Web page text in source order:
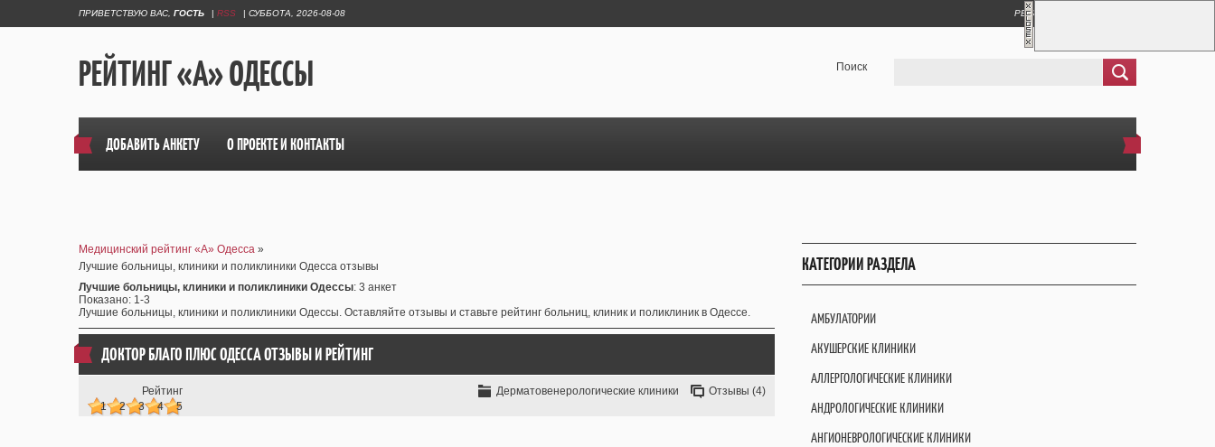
ПРИВЕТСТВУЮ ВАС ГОСТЬ | RSS | СУББОТА, 2026-08-08 РЕГИСТРАЦИЯ
РЕЙТИНГ «А» ОДЕССЫ Поиск
ДОБАВИТЬ АНКЕТУ О ПРОЕКТЕ И КОНТАКТЫ
Медицинский рейтинг «А» Одесса »
Лучшие больницы, клиники и поликлиники Одесса отзывы
Лучшие больницы, клиники и поликлиники Одессы: 3 анкет
Показано: 1-3
Лучшие больницы, клиники и поликлиники Одессы. Оставляйте отзывы и ставьте рейтинг больниц, клиник и поликлиник в Одессе.
ДОКТОР БЛАГО ПЛЮС ОДЕССА ОТЗЫВЫИ РЕЙТИНГ
Рейтинг
1
2 3 4 5
Дерматовенерологические клиники Отзывы (4)
КАТЕГОРИИ РАЗДЕЛА
АМБУЛАТОРИИ
АКУШЕРСКИЕ КЛИНИКИ
АЛЛЕРГОЛОГИЧЕСКИЕ КЛИНИКИ
АНДРОЛОГИЧЕСКИЕ КЛИНИКИ
АНГИОНЕВРОЛОГИЧЕСКИЕ КЛИНИКИ